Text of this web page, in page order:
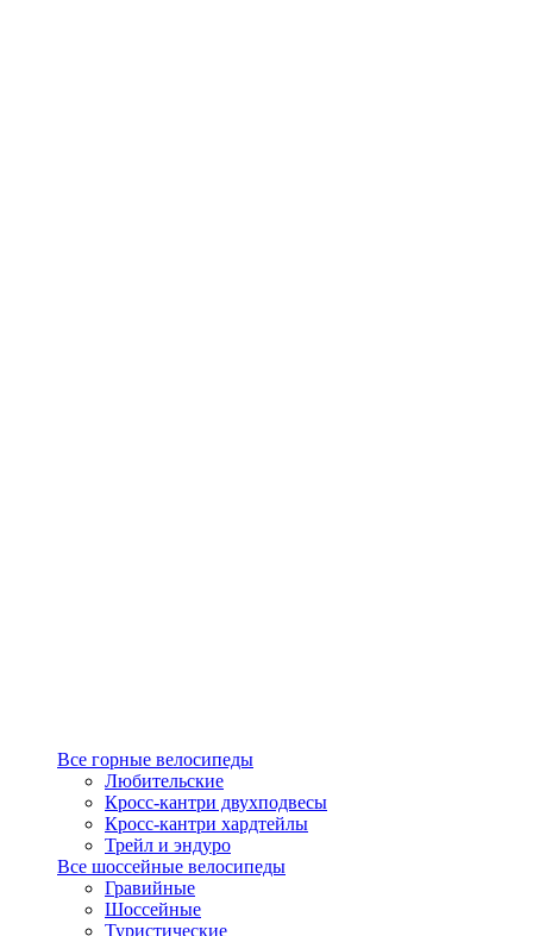
Все горные велосипеды
Любительские
Кросс-кантри двухподвесы
Кросс-кантри хардтейлы
Трейл и эндуро
Все шоссейные велосипеды
Гравийные
Шоссейные
Туристические